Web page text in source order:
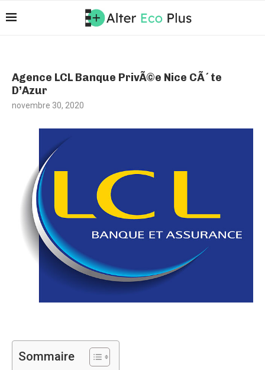
Agence LCL Banque PrivÃ©e Nice CÃ´te
D’Azur
novembre 30, 2020
Sommaire